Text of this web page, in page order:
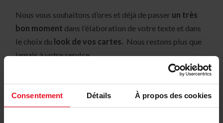
Consentement Détails À propos des cookies
Nous vous souhaitons d’ores et déjà de passer un très
bon moment dans l’élaboration de votre texte et dans
le choix du look de vos cartes. Nous restons plus que
jamais à votre service.